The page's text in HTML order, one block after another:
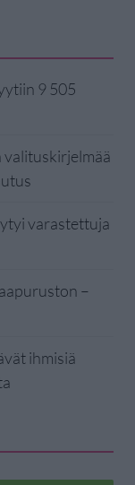
9 505
varastettuja
–
ihmisiä